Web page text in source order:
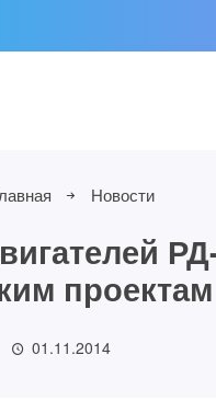
Новости
01.11.2014